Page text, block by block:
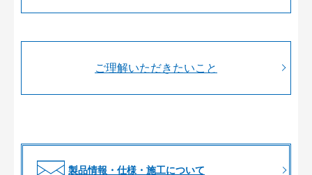
ご理解いただきたいこと
製品情報・仕様・施工について